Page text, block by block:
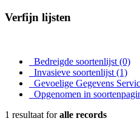
Verfijn lijsten
Bedreigde soortenlijst (0)
Invasieve soortenlijst (1)
Gevoelige Gegevens
Opgenomen in
1 resultaat foralle records